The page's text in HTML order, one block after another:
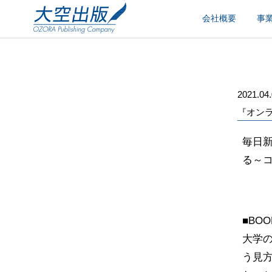
会社概要 事
『オン
毎日
る～
大学
う見